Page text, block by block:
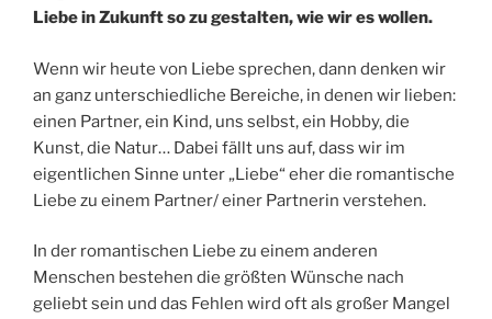
Liebe in Zukunft so zu gestalten, wie wir es wollen.
Wenn wir heute von Liebe sprechen, dann denken wir
an ganz unterschiedliche Bereiche, in denen wir lieben:
einen Partner, ein Kind, uns selbst, ein Hobby, die
Kunst, die Natur… Dabei fällt uns auf, dass wir im
eigentlichen Sinne unter „Liebe“ eher die romantische
Liebe zu einem Partner/ einer Partnerin verstehen.
In der romantischen Liebe zu einem anderen
Menschen bestehen die größten Wünsche nach
geliebt sein und das Fehlen wird oft als großer Mangel